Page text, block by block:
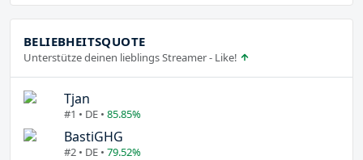
BELIEBHEITSQUOTE
Unterstütze deinen lieblings Streamer - Like!
Tjan
#1 • DE • 85.85%
BastiGHG
#2 • DE • 79.52%